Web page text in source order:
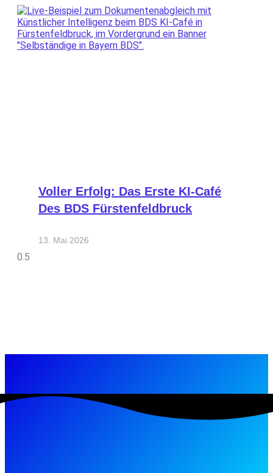
Voller Erfolg: Das Erste KI-Café
Des BDS Fürstenfeldbruck
13. Mai 2026